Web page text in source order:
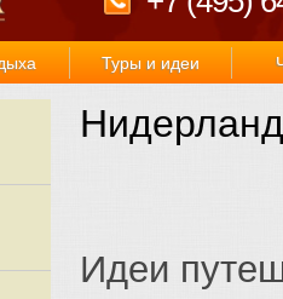
Туры и идеи
Идеи